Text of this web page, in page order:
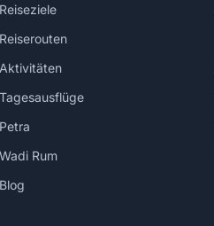
Reiseziele
Reiserouten
Aktivitäten
Tagesausflüge
Petra
Wadi Rum
Blog